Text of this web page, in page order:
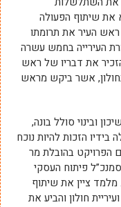
את שיתוף הפעולה
ראש העיר את תרומתו
העירייה בחמש עשרה
את דבריו של ראש
אשר ביקש מראש
ובינוי סולל בונה,
הזכות להיות נוכח
הפרויקט בהובלת מר
פיתוח העסקי
מלמד ציין את שיתוף
חולון והביע את